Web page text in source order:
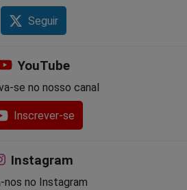
Seguir
YouTube
se no nosso canal
Inscrever-se
Instagram
nos no Instagram